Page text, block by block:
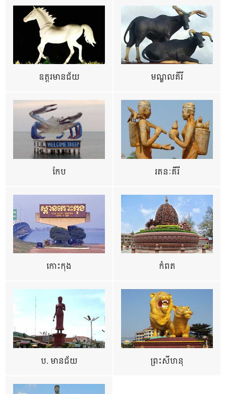
ឧត្ដរមានជ័យ មណ្ឌលគីរី
កែប រតនៈគីរី
កោះកុង កំពត
ប. មានជ័យ ព្រះសីហនុ